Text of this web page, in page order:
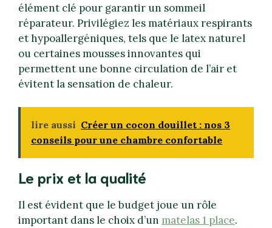
élément clé pour garantir un sommeil
réparateur. Privilégiez les matériaux respirants
et hypoallergéniques, tels que le latex naturel
ou certaines mousses innovantes qui
permettent une bonne circulation de l’air et
évitent la sensation de chaleur.
lire aussi Créer un cocon douillet : nos 3
conseils pour une chambre confortable
Le prix et la qualité
Il est évident que le budget joue un rôle
important dans le choix d’un matelas 1 place.